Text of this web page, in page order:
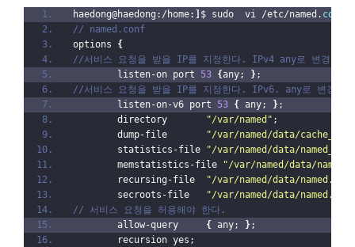
haedong@haedong:/home: $ sudo  vi /etc/named. conf
// named.conf
options {
//서비스 요청을 받을 IP를 지정한다. IPv4 any로 변경한다.
        listen-on port
53 { any; };
//서비스 요청을 받을 IP를 지정한다. IPv6. any로 변경한
        listen-on-v6 port
53 { any; };
        directory
"/var/named" ;
        dump-file
"/var/named/data/
        statistics-file
"/var/named/data/
        memstatistics-file
"/var/named/data/
        recursing-file
"/var/named/data/
        secroots-file
"/var/named/data/
// 서비스 요청을 허용해야 한다.
        allow-query
{ any; };
        recursion yes;